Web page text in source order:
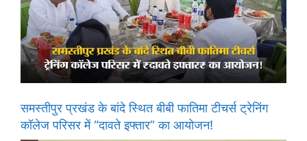
समस्तीपुर प्रखंड के बांदे स्थित बीबी फातिमा टीचर्स ट्रेनिंग
कॉलेज परिसर में “दावते इफ्तार” का आयोजन!